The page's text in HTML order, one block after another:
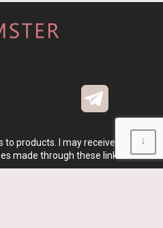
products. I may receive a small
made through these links.
↓